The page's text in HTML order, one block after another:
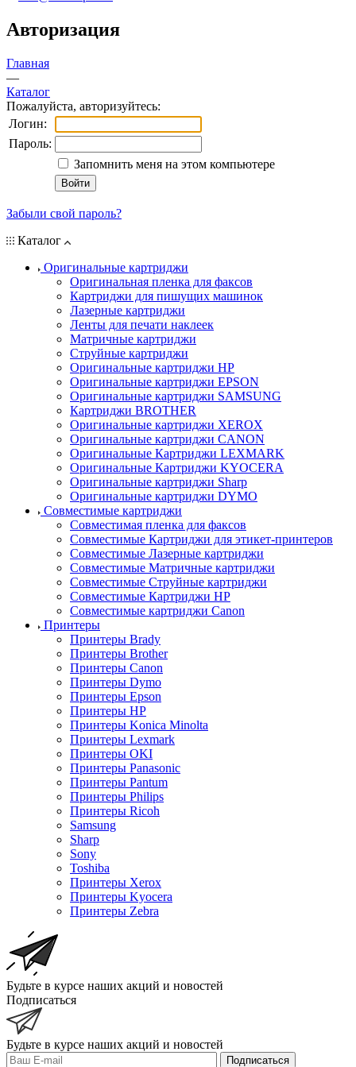
Авторизация
Главная
—
Каталог
Пожалуйста, авторизуйтесь:
Логин:
Пароль:
Запомнить меня на этом компьютере
Забыли свой пароль?
Каталог
Оригинальные картриджи
Оригинальная пленка для факсов
Картриджи для пишущих машинок
Лазерные картриджи
Ленты для печати наклеек
Матричные картриджи
Струйные картриджи
Оригинальные картриджи HP
Оригинальные картриджи EPSON
Оригинальные картриджи SAMSUNG
Картриджи BROTHER
Оригинальные картриджи XEROX
Оригинальные картриджи CANON
Оригинальные Картриджи LEXMARK
Оригинальные Картриджи KYOCERA
Оригинальные картриджи Sharp
Оригинальные картриджи DYMO
Совместимые картриджи
Совместимая пленка для факсов
Совместимые Картриджи для этикет-принтеров
Совместимые Лазерные картриджи
Совместимые Матричные картриджи
Совместимые Струйные картриджи
Совместимые Картриджи HP
Совместимые картриджи Canon
Принтеры
Принтеры Brady
Принтеры Brother
Принтеры Canon
Принтеры Dymo
Принтеры Epson
Принтеры HP
Принтеры Konica Minolta
Принтеры Lexmark
Принтеры OKI
Принтеры Panasonic
Принтеры Pantum
Принтеры Philips
Принтеры Ricoh
Samsung
Sharp
Sony
Toshiba
Принтеры Xerox
Принтеры Kyocera
Принтеры Zebra
Будьте в курсе наших акций и новостей
Подписаться
Будьте в курсе наших акций и новостей
Подписаться